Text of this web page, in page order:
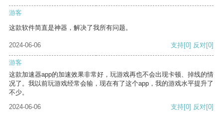
游客
这款软件简直是神器，解决了我所有问题。
2024-06-06 支持[0] 反对[0]
游客
这款加速器app的加速效果非常好，玩游戏再也不会出现卡顿、掉线的情
况了。我以前玩游戏经常会输，现在有了这个app，我的游戏水平提升了
不少。
2024-06-06
支持[0] 反对[0]